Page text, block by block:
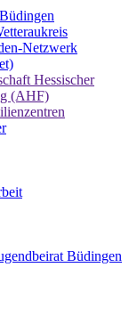
Netzwerk
Hessischer
(AHF)
Büdingen